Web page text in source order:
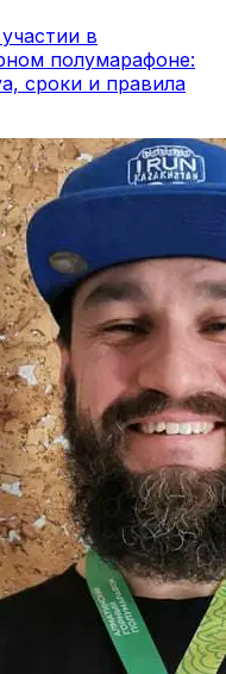
в
полумарафоне:
сроки и правила